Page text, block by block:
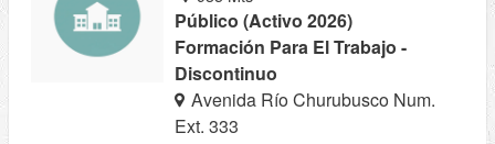
Público (Activo 2026)
Formación Para El Trabajo -
Discontinuo
Avenida Río Churubusco Num.
Ext. 333